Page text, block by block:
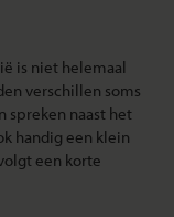
is niet helemaal
verschillen soms
spreken naast het
handig een klein
een korte